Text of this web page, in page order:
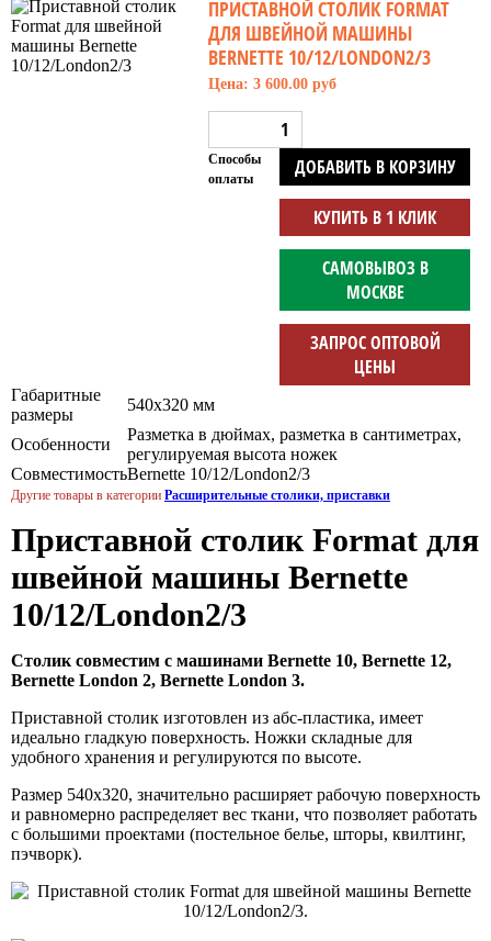
ПРИСТАВНОЙ СТОЛИК FORMAT
ДЛЯ ШВЕЙНОЙ МАШИНЫ
BERNETTE 10/12/LONDON2/3
Цена: 3 600.00 руб
ДОБАВИТЬ В КОРЗИНУ
КУПИТЬ В 1 КЛИК
САМОВЫВОЗ В
МОСКВЕ
ЗАПРОС ОПТОВОЙ
ЦЕНЫ
Способы
оплаты
Габаритные
размеры
540х320 мм
Особенности
Разметка в дюймах, разметка в сантиметрах,
регулируемая высота ножек
СовместимостьBernette 10/12/London2/3
Другие товары в категории Расширительные столики, приставки
Приставной столик Format для
швейной машины Bernette
10/12/London2/3
Столик совместим с машинами Bernette 10, Bernette 12,
Bernette London 2, Bernette London 3.
Приставной столик изготовлен из абс-пластика, имеет
идеально гладкую поверхность. Ножки складные для
удобного хранения и регулируются по высоте.
Размер 540х320, значительно расширяет рабочую поверхность
и равномерно распределяет вес ткани, что позволяет работать
с большими проектами (постельное белье, шторы, квилтинг,
пэчворк).